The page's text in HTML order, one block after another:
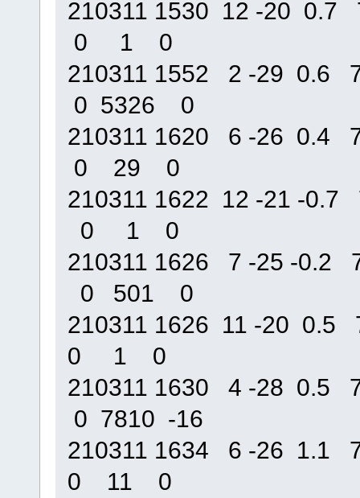
210311 1530 12 -20
0 1 0
210311 1552 2 -29
0 5326 0
210311 1620 6 -26
0 29 0
210311 1622 12 -21 -
0 1 0
210311 1626 7 -25 -
0 501 0
210311 1626 11 -20
0 1 0
210311 1630 4 -28
0 7810 -16
210311 1634 6 -26
0 11 0